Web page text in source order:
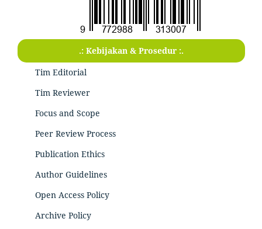
.: Kebijakan & Prosedur :.
Tim Editorial
Tim Reviewer
Focus and Scope
Peer Review Process
Publication Ethics
Author Guidelines
Open Access Policy
Archive Policy